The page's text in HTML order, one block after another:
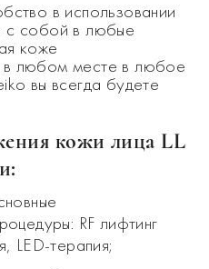
в использовании
с собой в любые
коже
в любом месте в любое
вы всегда будете
кожи лица LL
RF лифтинг
LED-терапия;